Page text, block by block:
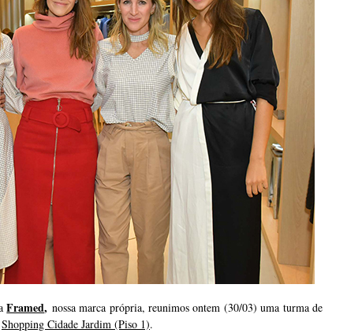
Framed, nossa marca própria, reunimos ontem (30/03) uma turma de
Shopping Cidade Jardim (Piso 1).